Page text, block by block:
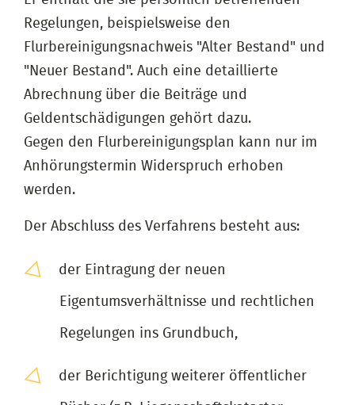
Regelungen, beispielsweise den
Flurbereinigungsnachweis "Alter Bestand" und
"Neuer Bestand". Auch eine detaillierte
Abrechnung über die Beiträge und
Geldentschädigungen gehört dazu.
Gegen den Flurbereinigungsplan kann nur im
Anhörungstermin Widerspruch erhoben
werden.
Der Abschluss des Verfahrens besteht aus:
der Eintragung der neuen
Eigentumsverhältnisse und rechtlichen
Regelungen ins Grundbuch,
der Berichtigung weiterer öffentlicher